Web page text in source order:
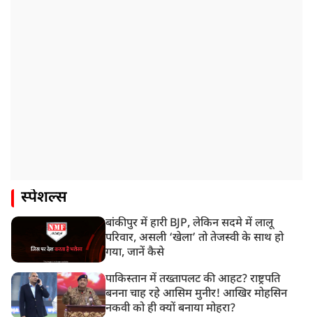
स्पेशल्स
बांकीपुर में हारी BJP, लेकिन सदमे में लालू
परिवार, असली ‘खेला’ तो तेजस्वी के साथ हो
गया, जानें कैसे
पाकिस्तान में तख्तापलट की आहट? राष्ट्रपति
बनना चाह रहे आसिम मुनीर! आखिर मोहसिन
नकवी को ही क्यों बनाया मोहरा?